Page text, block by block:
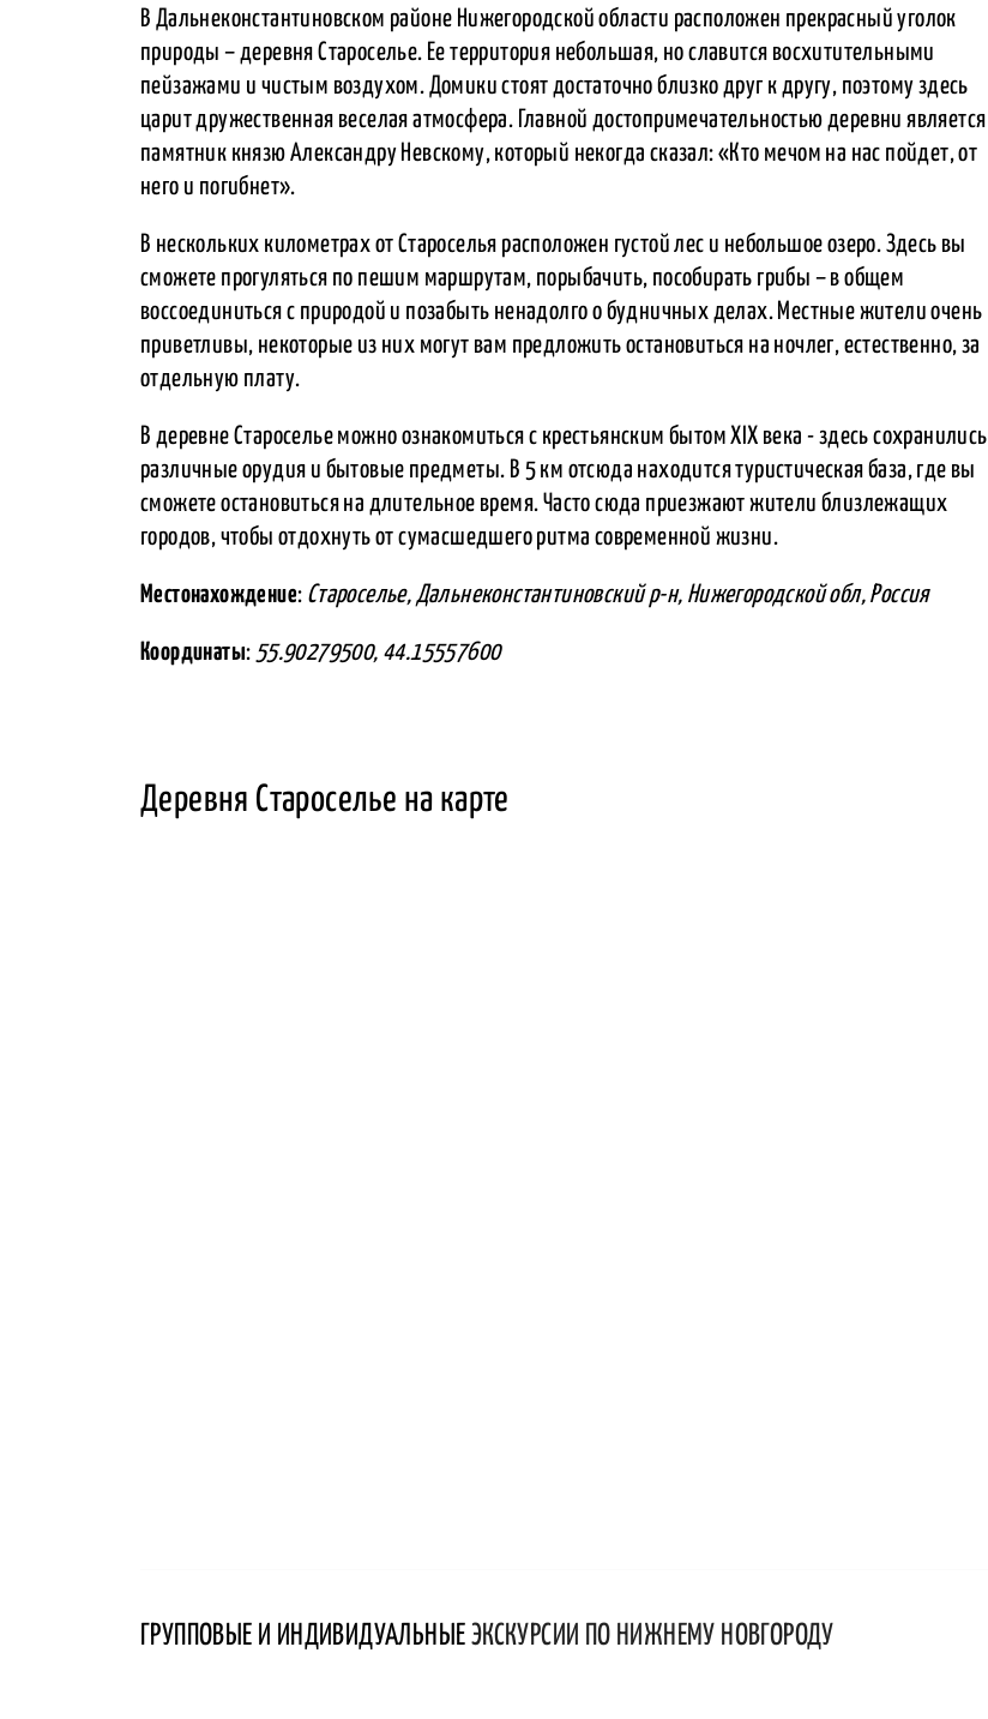
В Дальнеконстантиновском районе Нижегородской области расположен прекрасный уголок
природы – деревня Староселье. Ее территория небольшая, но славится восхитительными
пейзажами и чистым воздухом. Домики стоят достаточно близко друг к другу, поэтому здесь
царит дружественная веселая атмосфера. Главной достопримечательностью деревни является
памятник князю Александру Невскому, который некогда сказал: «Кто мечом на нас пойдет, от
него и погибнет».
В нескольких километрах от Староселья расположен густой лес и небольшое озеро. Здесь вы
сможете прогуляться по пешим маршрутам, порыбачить, пособирать грибы – в общем
воссоединиться с природой и позабыть ненадолго о будничных делах. Местные жители очень
приветливы, некоторые из них могут вам предложить остановиться на ночлег, естественно, за
отдельную плату.
В деревне Староселье можно ознакомиться с крестьянским бытом XIX века - здесь сохранились
различные орудия и бытовые предметы. В 5 км отсюда находится туристическая база, где вы
сможете остановиться на длительное время. Часто сюда приезжают жители близлежащих
городов, чтобы отдохнуть от сумасшедшего ритма современной жизни.
Местонахождение: Староселье, Дальнеконстантиновский р-н, Нижегородской обл, Россия
Координаты: 55.90279500, 44.15557600
Деревня Староселье на карте
ГРУППОВЫЕ И ИНДИВИДУАЛЬНЫЕ ЭКСКУРСИИ ПО НИЖНЕМУ НОВГОРОДУ